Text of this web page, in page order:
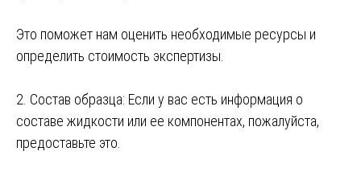
Это поможет нам оценить необходимые ресурсы и
определить стоимость экспертизы.
2. Состав образца: Если у вас есть информация о
составе жидкости или ее компонентах, пожалуйста,
предоставьте это.